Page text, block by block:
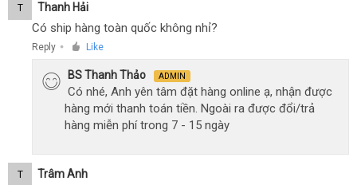
T Thanh Hải
Có ship hàng toàn quốc không nhỉ?
Reply ● Like
BS Thanh Thảo ADMIN
Có nhé, Anh yên tâm đặt hàng online ạ, nhận được
hàng mới thanh toán tiền. Ngoài ra được đổi/trả
hàng miễn phí trong 7 - 15 ngày
T Trâm Anh